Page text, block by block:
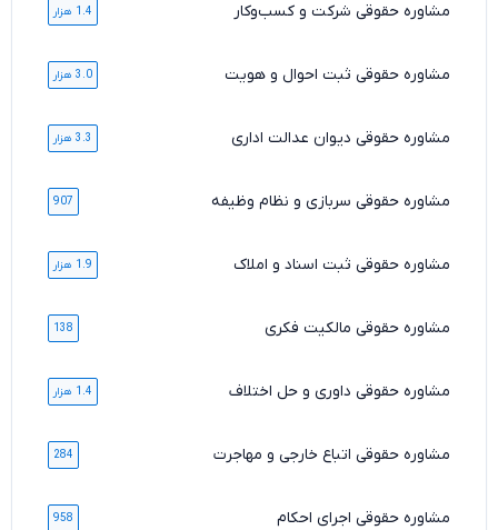
مشاوره حقوقی شرکت و کسب‌وکار 1.4 هزار
مشاوره حقوقی ثبت احوال و هویت 3.0 هزار
مشاوره حقوقی دیوان عدالت اداری 3.3 هزار
مشاوره حقوقی سربازی و نظام وظیفه 907
مشاوره حقوقی ثبت اسناد و املاک 1.9 هزار
مشاوره حقوقی مالکیت فکری 138
مشاوره حقوقی داوری و حل اختلاف 1.4 هزار
مشاوره حقوقی اتباع خارجی و مهاجرت 284
مشاوره حقوقی اجرای احکام 958